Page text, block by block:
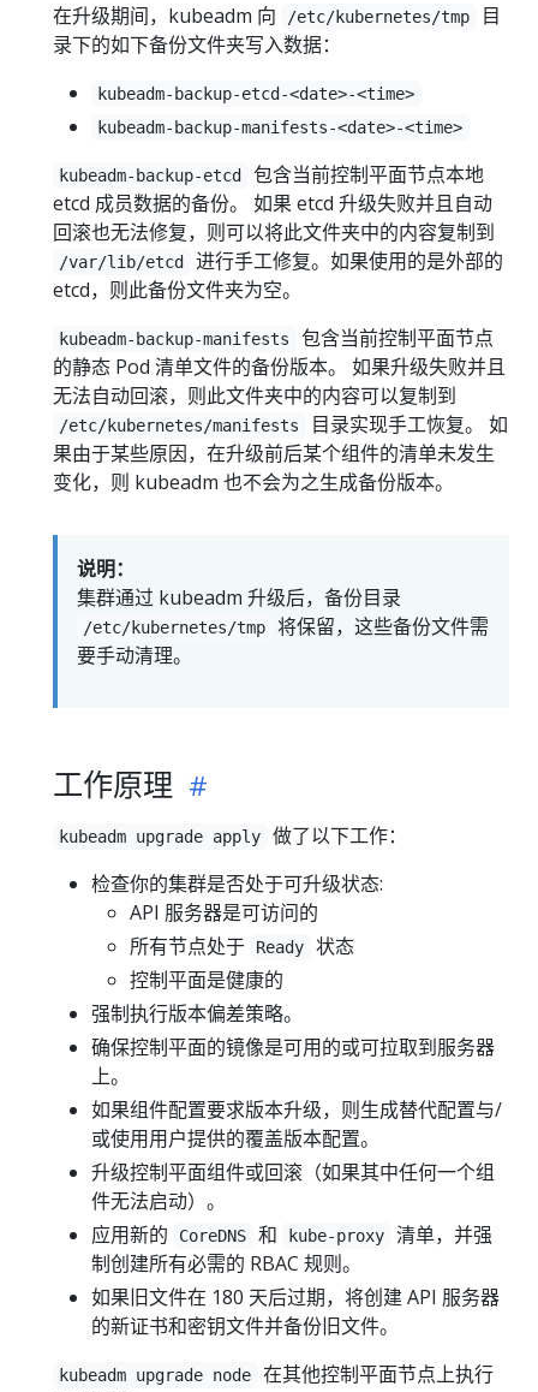
在升级期间，kubeadm 向
/etc/kubernetes/tmp
目
录下的如下备份文件夹写入数据：
kubeadm-backup-etcd-<date>-<time>
kubeadm-backup-manifests-<date>-<time>
kubeadm-backup-etcd
包含当前控制平面节点本地
etcd 成员数据的备份。 如果 etcd 升级失败并且自动
回滚也无法修复，则可以将此文件夹中的内容复制到
/var/lib/etcd
进行手工修复。如果使用的是外部的
etcd，则此备份文件夹为空。
kubeadm-backup-manifests
包含当前控制平面节点
的静态 Pod 清单文件的备份版本。 如果升级失败并且
无法自动回滚，则此文件夹中的内容可以复制到
/etc/kubernetes/manifests
目录实现手工恢复。 如
果由于某些原因，在升级前后某个组件的清单未发生
变化，则 kubeadm 也不会为之生成备份版本。
说明：
集群通过 kubeadm 升级后，备份目录
/etc/kubernetes/tmp
将保留，这些备份文件需
要手动清理。
工作原理
kubeadm upgrade apply
做了以下工作：
检查你的集群是否处于可升级状态:
API 服务器是可访问的
所有节点处于
Ready
状态
控制平面是健康的
强制执行版本偏差策略。
确保控制平面的镜像是可用的或可拉取到服务器
上。
如果组件配置要求版本升级，则生成替代配置与/
或使用用户提供的覆盖版本配置。
升级控制平面组件或回滚（如果其中任何一个组
件无法启动）。
应用新的
CoreDNS 和 kube-proxy
清单，并强
制创建所有必需的 RBAC 规则。
如果旧文件在 180 天后过期，将创建 API 服务器
的新证书和密钥文件并备份旧文件。
kubeadm upgrade node
在其他控制平面节点上执行